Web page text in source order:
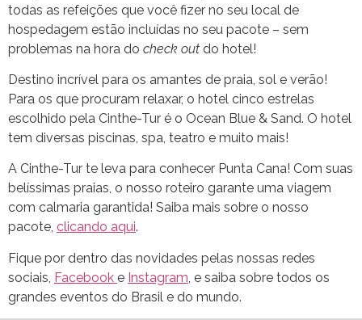
todas as refeições que você fizer no seu local de
hospedagem estão incluídas no seu pacote – sem
problemas na hora do check out do hotel!
Destino incrível para os amantes de praia, sol e verão!
Para os que procuram relaxar, o hotel cinco estrelas
escolhido pela Cinthe-Tur é o Ocean Blue & Sand. O hotel
tem diversas piscinas, spa, teatro e muito mais!
A Cinthe-Tur te leva para conhecer Punta Cana! Com suas
belíssimas praias, o nosso roteiro garante uma viagem
com calmaria garantida! Saiba mais sobre o nosso
pacote, clicando aqui.
Fique por dentro das novidades pelas nossas redes
sociais, Facebook e Instagram, e saiba sobre todos os
grandes eventos do Brasil e do mundo.